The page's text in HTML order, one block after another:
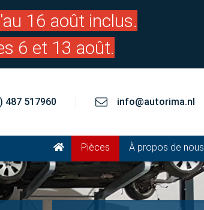
16 août inclus.
6 et 13 août.
487 517960 info@autorima.nl
Pièces À propos de nous